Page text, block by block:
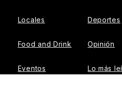
Locales
Food and Drink
Eventos
Deportes
Opinión
Lo más